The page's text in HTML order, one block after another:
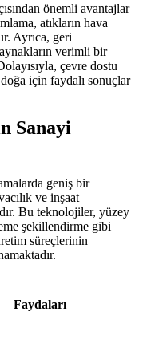
önemli avantajlar
atıkların hava
Ayrıca, geri
verimli bir
çevre dostu
için faydalı sonuçlar
Sanayi
geniş bir
ve inşaat
Bu teknolojiler, yüzey
şekillendirme gibi
süreçlerinin
Faydaları